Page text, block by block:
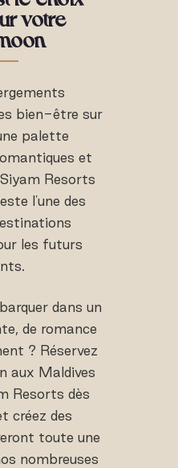
votre
bien-être sur
palette
et
Resorts
l'une des
les futurs
dans un
de romance
? Réservez
aux Maldives
Resorts dès
créez des
toute une
nombreuses